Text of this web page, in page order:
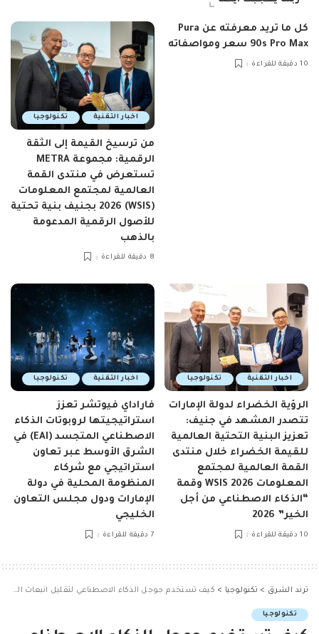
كل ما تريد معرفته عن Pura
90s Pro Max سعر ومواصفاته
10 دقيقة للقراءة
اخبار التقنية تكنولوجيا
من ترسيخ القيمة إلى الثقة
الرقمية: مجموعة METRA
تستعرض في منتدى القمة
العالمية لمجتمع المعلومات
(WSIS) 2026 بجنيف بنية تحتية
للأصول الرقمية المدعومة
بالذهب
8 دقيقة للقراءة
اخبار التقنية تكنولوجيا
الرؤية الخضراء لدولة الإمارات
تتصدر المشهد في جنيف:
تعزيز البنية التحتية العالمية
للقيمة الخضراء خلال منتدى
القمة العالمية لمجتمع
المعلومات WSIS 2026 وقمة
“الذكاء الاصطناعي من أجل
الخير” 2026
10 دقيقة للقراءة
اخبار التقنية تكنولوجيا
فاراداي فيوتشر تعزز
استراتيجيتها لروبوتات الذكاء
الاصطناعي المتجسد (EAI) في
الشرق الأوسط عبر تعاون
استراتيجي مع شركاء
المنظومة المحلية في دولة
الإمارات ودول مجلس التعاون
الخليجي
7 دقيقة للقراءة
ترند الشرق > تكنولوجيا > كيف تستخدم جوجل الذكاء الاصطناعي لتقليل انبعاث الغازات المسببة للاحتباس الحراري؟
تكنولوجيا